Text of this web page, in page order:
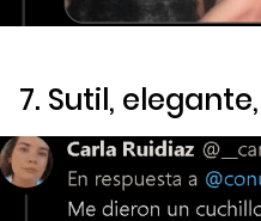
7. Sutil,